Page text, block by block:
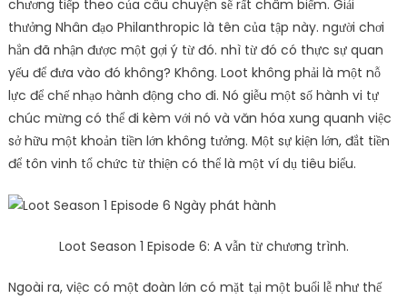
chương tiếp theo của câu chuyện sẽ rất châm biếm. Giải
thưởng Nhân đạo Philanthropic là tên của tập này. người chơi
hẳn đã nhận được một gợi ý từ đó. nhì từ đó có thực sự quan
yếu để đưa vào đó không? Không. Loot không phải là một nỗ
lực để chế nhạo hành động cho đi. Nó giễu một số hành vi tự
chúc mừng có thể đi kèm với nó và văn hóa xung quanh việc
sở hữu một khoản tiền lớn không tưởng. Một sự kiện lớn, đắt tiền
để tôn vinh tổ chức từ thiện có thể là một ví dụ tiêu biểu.
Loot Season 1 Episode 6: A vẫn từ chương trình.
Ngoài ra, việc có một đoàn lớn có mặt tại một buổi lễ như thế